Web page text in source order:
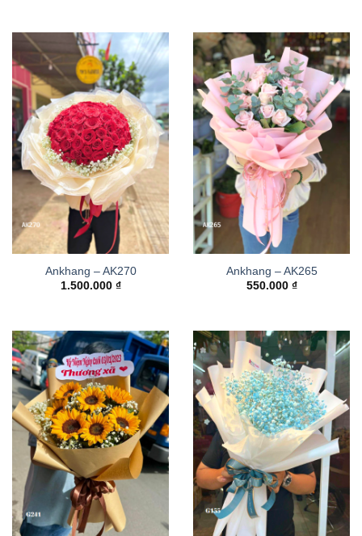
Ankhang – AK270
1.500.000 ₫
Ankhang – AK265
550.000 ₫